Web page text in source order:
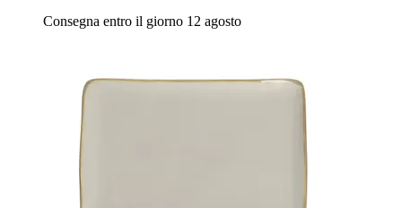
Consegna entro il giorno 12 agosto